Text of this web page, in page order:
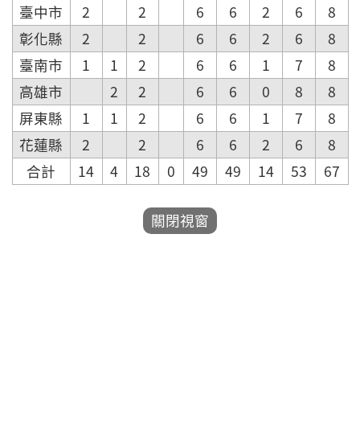
臺中市
2 2 6 6 2 6
8
彰化縣
2 2 6 6 2 6
8
臺南市
1 1 2 6 6 1 7
8
高雄市
2 2 6 6 0 8
8
屏東縣
1 1 2 6 6 1 7
8
花蓮縣
2 2 6 6 2 6
8
合計
14 4 18 0 49 49 14 53 67